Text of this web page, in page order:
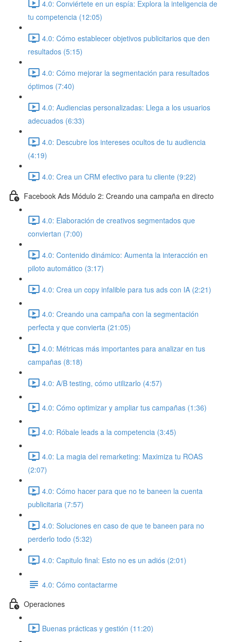
4.0: Conviértete en un espía: Explora la inteligencia de
tu competencia (12:05)
4.0: Cómo establecer objetivos publicitarios que den
resultados (5:15)
4.0: Cómo mejorar la segmentación para resultados
óptimos (7:40)
4.0: Audiencias personalizadas: Llega a los usuarios
adecuados (6:33)
4.0: Descubre los intereses ocultos de tu audiencia
(4:19)
4.0: Crea un CRM efectivo para tu cliente (9:22)
Facebook Ads Módulo 2: Creando una campaña en directo
4.0: Elaboración de creativos segmentados que
conviertan (7:00)
4.0: Contenido dinámico: Aumenta la interacción en
piloto automático (3:17)
4.0: Crea un copy infalible para tus ads con IA (2:21)
4.0: Creando una campaña con la segmentación
perfecta y que convierta (21:05)
4.0: Métricas más importantes para analizar en tus
campañas (8:18)
4.0: A/B testing, cómo utilizarlo (4:57)
4.0: Cómo optimizar y ampliar tus campañas (1:36)
4.0: Róbale leads a la competencia (3:45)
4.0: La magia del remarketing: Maximiza tu ROAS
(2:07)
4.0: Cómo hacer para que no te baneen la cuenta
publicitaria (7:57)
4.0: Soluciones en caso de que te baneen para no
perderlo todo (5:32)
4.0: Capitulo final: Esto no es un adiós (2:01)
4.0: Cómo contactarme
Operaciones
Buenas prácticas y gestión (11:20)